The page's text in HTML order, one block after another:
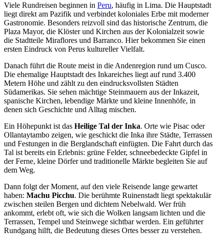
Viele Rundreisen beginnen in Peru, häufig in Lima. Die Hauptstadt
liegt direkt am Pazifik und verbindet koloniales Erbe mit moderner
Gastronomie. Besonders reizvoll sind das historische Zentrum, die
Plaza Mayor, die Klöster und Kirchen aus der Kolonialzeit sowie
die Stadtteile Miraflores und Barranco. Hier bekommen Sie einen
ersten Eindruck von Perus kultureller Vielfalt.
Danach führt die Route meist in die Andenregion rund um Cusco.
Die ehemalige Hauptstadt des Inkareiches liegt auf rund 3.400
Metern Höhe und zählt zu den eindrucksvollsten Städten
Südamerikas. Sie sehen mächtige Steinmauern aus der Inkazeit,
spanische Kirchen, lebendige Märkte und kleine Innenhöfe, in
denen sich Geschichte und Alltag mischen.
Ein Höhepunkt ist das Heilige Tal der Inka. Orte wie Pisac oder
Ollantaytambo zeigen, wie geschickt die Inka ihre Städte, Terrassen
und Festungen in die Berglandschaft einfügten. Die Fahrt durch das
Tal ist bereits ein Erlebnis: grüne Felder, schneebedeckte Gipfel in
der Ferne, kleine Dörfer und traditionelle Märkte begleiten Sie auf
dem Weg.
Dann folgt der Moment, auf den viele Reisende lange gewartet
haben: Machu Picchu. Die berühmte Ruinenstadt liegt spektakulär
zwischen steilen Bergen und dichtem Nebelwald. Wer früh
ankommt, erlebt oft, wie sich die Wolken langsam lichten und die
Terrassen, Tempel und Steinwege sichtbar werden. Ein geführter
Rundgang hilft, die Bedeutung dieses Ortes besser zu verstehen.